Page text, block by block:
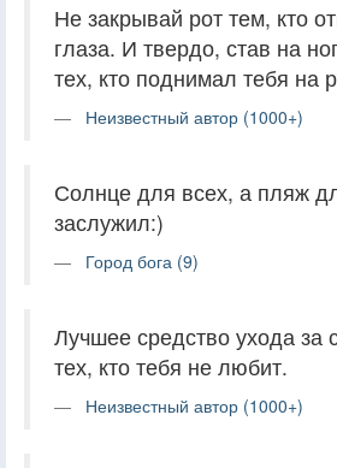
Не закрывай рот тем, кто
глаза. И твердо, став на
тех, кто поднимал тебя на
Неизвестный автор (1000+)
Солнце для всех, а пляж
заслужил:)
Город бога (9)
Лучшее средство ухода за
тех, кто тебя не любит.
Неизвестный автор (1000+)